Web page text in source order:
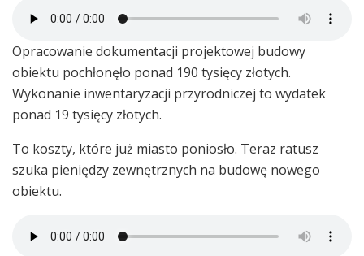
Opracowanie dokumentacji projektowej budowy
obiektu pochłonęło ponad 190 tysięcy złotych.
Wykonanie inwentaryzacji przyrodniczej to wydatek
ponad 19 tysięcy złotych.
To koszty, które już miasto poniosło. Teraz ratusz
szuka pieniędzy zewnętrznych na budowę nowego
obiektu.